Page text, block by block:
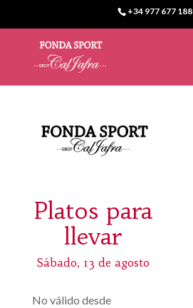
+34 977 677 188
Platos para
llevar
Sábado, 13 de agosto
No válido desde